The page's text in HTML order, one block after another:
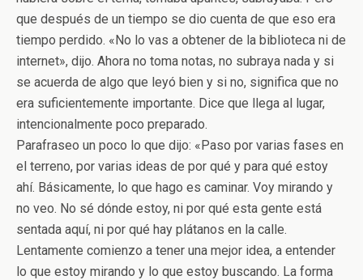
que después de un tiempo se dio cuenta de que eso era
tiempo perdido. «No lo vas a obtener de la biblioteca ni de
internet», dijo. Ahora no toma notas, no subraya nada y si
se acuerda de algo que leyó bien y si no, significa que no
era suficientemente importante. Dice que llega al lugar,
intencionalmente poco preparado.
Parafraseo un poco lo que dijo: «Paso por varias fases en
el terreno, por varias ideas de por qué y para qué estoy
ahí. Básicamente, lo que hago es caminar. Voy mirando y
no veo. No sé dónde estoy, ni por qué esta gente está
sentada aquí, ni por qué hay plátanos en la calle.
Lentamente comienzo a tener una mejor idea, a entender
lo que estoy mirando y lo que estoy buscando. La forma